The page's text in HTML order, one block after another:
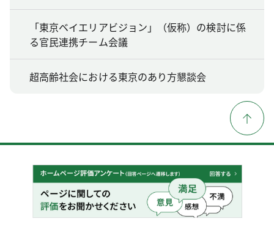
「東京ベイエリアビジョン」（仮称）の検討に係
る官民連携チーム会議
超高齢社会における東京のあり方懇談会